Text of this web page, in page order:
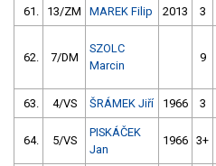
61. 13/ZM MAREK Filip 2013 3
62. 7/DM
SZOLC
Marcin
9
63. 4/VS ŠRÁMEK Jiří 1966 3
64. 5/VS
PISKÁČEK
Jan
1966 3+